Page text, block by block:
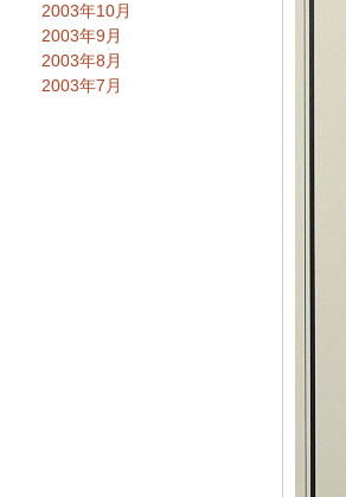
2003年10月
2003年9月
2003年8月
2003年7月